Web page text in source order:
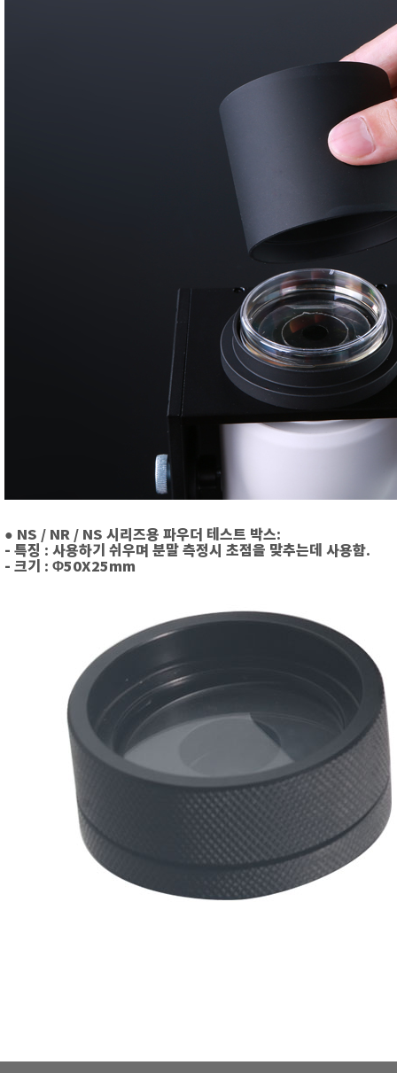
● NS / NR / NS 시리즈용 파우더 테스트 박스:
- 특징 : 사용하기 쉬우며 분말 측정시 초점을 맞추는데 사용함.
- 크기 : Φ50X25mm